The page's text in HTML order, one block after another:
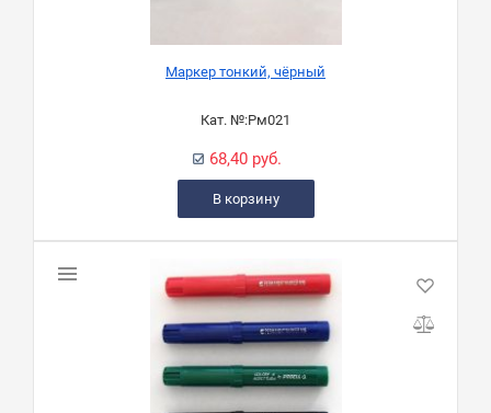
Маркер тонкий, чёрный
Кат. №:Рм021
68,40 руб.
В корзину